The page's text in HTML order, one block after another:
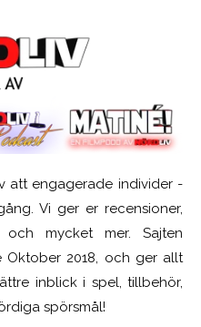
att engagerade individer -
Vi ger er recensioner,
och mycket mer. Sajten
2018, och ger allt
inblick i spel, tillbehör,
spörsmål!